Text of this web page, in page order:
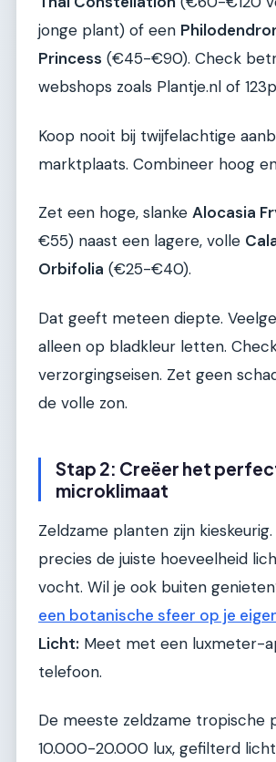
jonge plant) of een
Princess (€45-€90). Check
webshops zoals Plantje.nl of
Koop nooit bij twijfelachtige
marktplaats. Combineer hoog
Zet een hoge, slanke Alocasia
€55) naast een lagere, volle
Orbifolia (€25-€40).
Dat geeft meteen diepte.
alleen op bladkleur letten.
verzorgingseisen. Zet geen
de volle zon.
Stap 2: Creëer het
microklimaat
Zeldzame planten zijn
precies de juiste hoeveelheid
vocht. Wil je ook buiten
een botanische sfeer op je
Licht: Meet met een luxmeter-
telefoon.
De meeste zeldzame tropische
10.000-20.000 lux, gefilterd